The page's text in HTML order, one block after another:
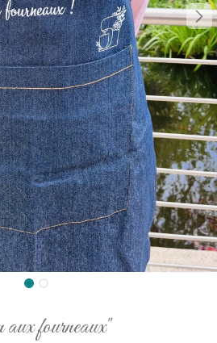
fourneaux"